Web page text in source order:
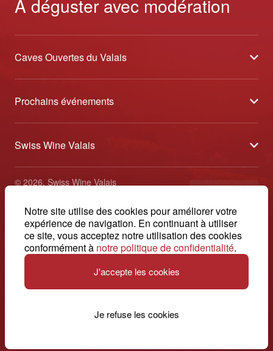
Notre site utilise des cookies pour améliorer votre
expérience de navigation. En continuant à utiliser
ce site, vous acceptez notre utilisation des cookies
conformément à notre politique de confidentialité.
J'accepte les cookies
Je refuse les cookies
A déguster avec modération
Caves Ouvertes du Valais
À propos
Partenaires
Prochains événements
Tavolata des Vins du Valais
Sélection des Vins du Valais
Swiss Wine Valais
Avenue de la Gare 2 - CP 144 - 1964 Conthey
info@swisswinevalais.ch
Suisse. Naturellement.
© 2026, Swiss Wine Valais